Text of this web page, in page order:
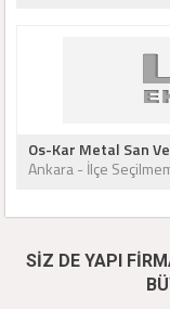
Os-Kar Metal San
Ankara - İlçe
SİZ DE YAPI